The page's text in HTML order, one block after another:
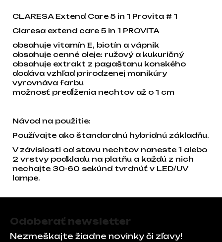
CLARESA Extend Care 5 in 1 Provita # 1
Claresa extend care 5 in 1 PROVITA
obsahuje vitamín E, biotín a vápnik
obsahuje cenné oleje: ružový a kukuričný
obsahuje extrakt z pagaštanu konského
dodáva vzhľad prirodzenej manikúry
vyrovnáva farbu
možnosť predĺženia nechtov až o 1 cm
Návod na použitie:
Používajte ako štandardnú hybridnú základňu.
V závislosti od stavu nechtov naneste 1 alebo
2 vrstvy podkladu na platňu a každú z nich
nechajte 30-60 sekúnd tvrdnúť v LED/UV
lampe.
Odoberať newsletter
Nezmeškajte žiadne novinky či zľavy!